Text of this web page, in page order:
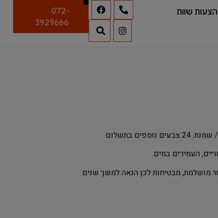
שוות
072-
3929666
בתשלום
העמידים במים.
מושלמת, מבטיחות לכן הנאה למשך שנים.